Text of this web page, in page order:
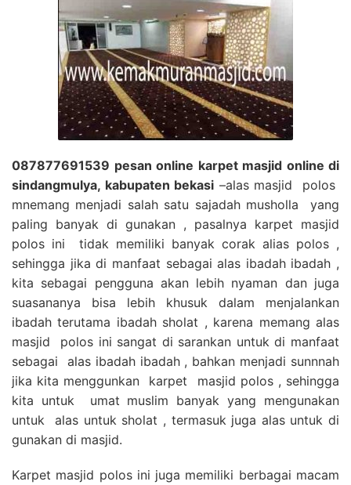
087877691539 pesan online karpet masjid online di
sindangmulya, kabupaten bekasi –alas masjid polos
mnemang menjadi salah satu sajadah musholla yang
paling banyak di gunakan , pasalnya karpet masjid
polos ini tidak memiliki banyak corak alias polos ,
sehingga jika di manfaat sebagai alas ibadah ibadah ,
kita sebagai pengguna akan lebih nyaman dan juga
suasananya bisa lebih khusuk dalam menjalankan
ibadah terutama ibadah sholat , karena memang alas
masjid polos ini sangat di sarankan untuk di manfaat
sebagai alas ibadah ibadah , bahkan menjadi sunnnah
jika kita menggunkan karpet masjid polos , sehingga
kita untuk umat muslim banyak yang mengunakan
untuk alas untuk sholat , termasuk juga alas untuk di
gunakan di masjid.
Karpet masjid polos ini juga memiliki berbagai macam